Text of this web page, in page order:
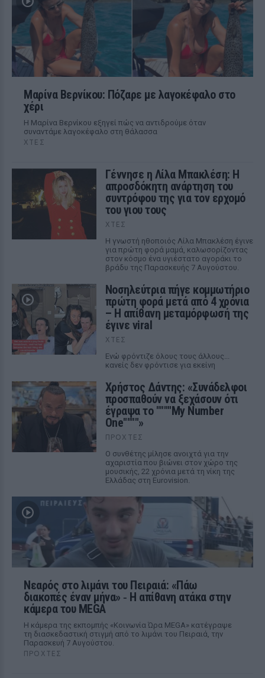
Μαρίνα Βερνίκου: Πόζαρε με λαγοκέφαλο στο
χέρι
Η Μαρίνα Βερνίκου εξηγεί πώς να αντιδρούμε όταν
συναντάμε λαγοκέφαλο στη θάλασσα
ΧΤΕΣ
Γέννησε η Λίλα Μπακλέση: Η
απροσδόκητη ανάρτηση του
συντρόφου της για τον ερχομό
του γιου τους
ΧΤΕΣ
Η γνωστή ηθοποιός Λίλα Μπακλέση έγινε
για πρώτη φορά μαμά, καλωσορίζοντας
στον κόσμο ένα υγιέστατο αγοράκι το
βράδυ της Παρασκευής 7 Αυγούστου.
Νοσηλεύτρια πήγε κομμωτήριο
πρώτη φορά μετά από 4 χρόνια
– Η απίθανη μεταμόρφωσή της
έγινε viral
ΧΤΕΣ
Ενώ φρόντιζε όλους τους άλλους...
κανείς δεν φρόντισε για εκείνη
Χρήστος Δάντης: «Συνάδελφοι
προσπαθούν να ξεχάσουν ότι
έγραψα το """"My Number
One""""»
ΠΡΟΧΤΈΣ
Ο συνθέτης μίλησε ανοιχτά για την
αχαριστία που βιώνει στον χώρο της
μουσικής, 22 χρόνια μετά τη νίκη της
Ελλάδας στη Eurovision.
Νεαρός στο λιμάνι του Πειραιά: «Πάω
διακοπές έναν μήνα» ‑ Η απίθανη ατάκα στην
κάμερα του MEGA
Η κάμερα της εκπομπής «Κοινωνία Ώρα MEGA» κατέγραψε
τη διασκεδαστική στιγμή από το λιμάνι του Πειραιά, την
Παρασκευή 7 Αυγούστου.
ΠΡΟΧΤΈΣ